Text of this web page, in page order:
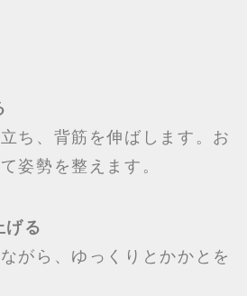
ち、背筋を伸ばします。お
姿勢を整えます。
る
がら、ゆっくりとかかとを